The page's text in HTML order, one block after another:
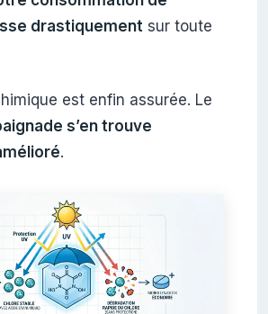
drastiquement sur toute
est enfin assurée. Le
s’en trouve
.